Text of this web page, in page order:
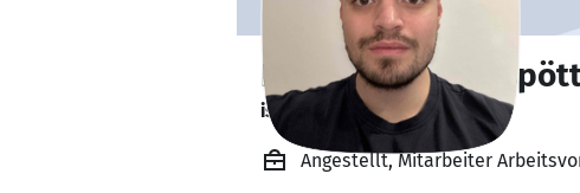
David
ist offen für Projekte. 🔎
Angestellt, Mitarbeiter